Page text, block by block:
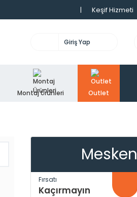
| Keşif Hizmeti
Giriş Yap
Montaj Ürünleri Outlet
Fırsatı
Kaçırmayın